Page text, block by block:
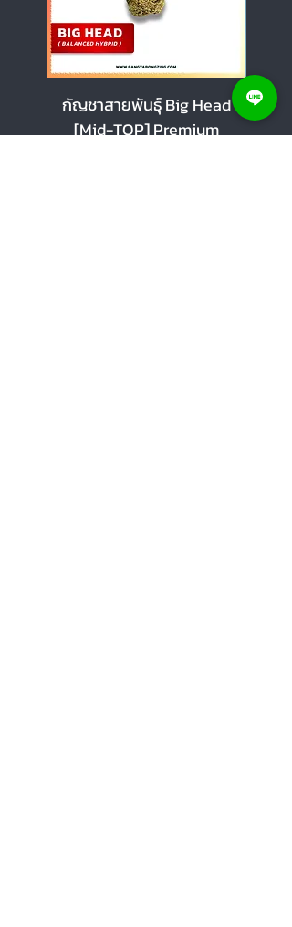
กัญชาสายพันธุ์ Big Head
[Mid-TOP] Premium
กัญช